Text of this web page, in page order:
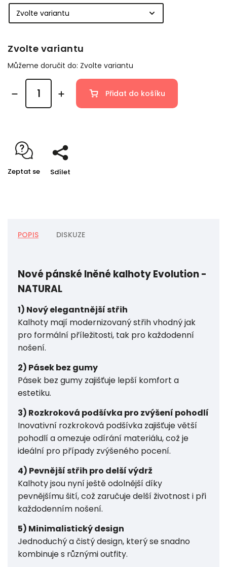
Zvolte variantu
Můžeme doručit do: Zvolte variantu
Přidat do košíku
Zeptat se Sdílet
POPIS DISKUZE
Nové pánské lněné kalhoty Evolution -
NATURAL
1) Nový elegantnější střih
Kalhoty mají modernizovaný střih vhodný jak
pro formální příležitosti, tak pro každodenní
nošení.
2) Pásek bez gumy
Pásek bez gumy zajišťuje lepší komfort a
estetiku.
3) Rozkroková podšívka pro zvýšení pohodlí
Inovativní rozkroková podšívka zajišťuje větší
pohodlí a omezuje odírání materiálu, což je
ideální pro případy zvýšeného pocení.
4) Pevnější střih pro delší výdrž
Kalhoty jsou nyní ještě odolnější díky
pevnějšímu šití, což zaručuje delší životnost i při
každodenním nošení.
5) Minimalistický design
Jednoduchý a čistý design, který se snadno
kombinuje s různými outfity.